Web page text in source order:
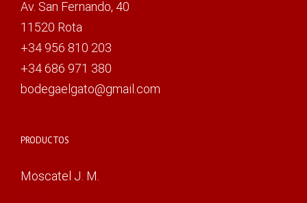
Av. San Fernando, 40
11520 Rota
+34 956 810 203
+34 686 971 380
bodegaelgato@gmail.com
PRODUCTOS
Moscatel J. M.